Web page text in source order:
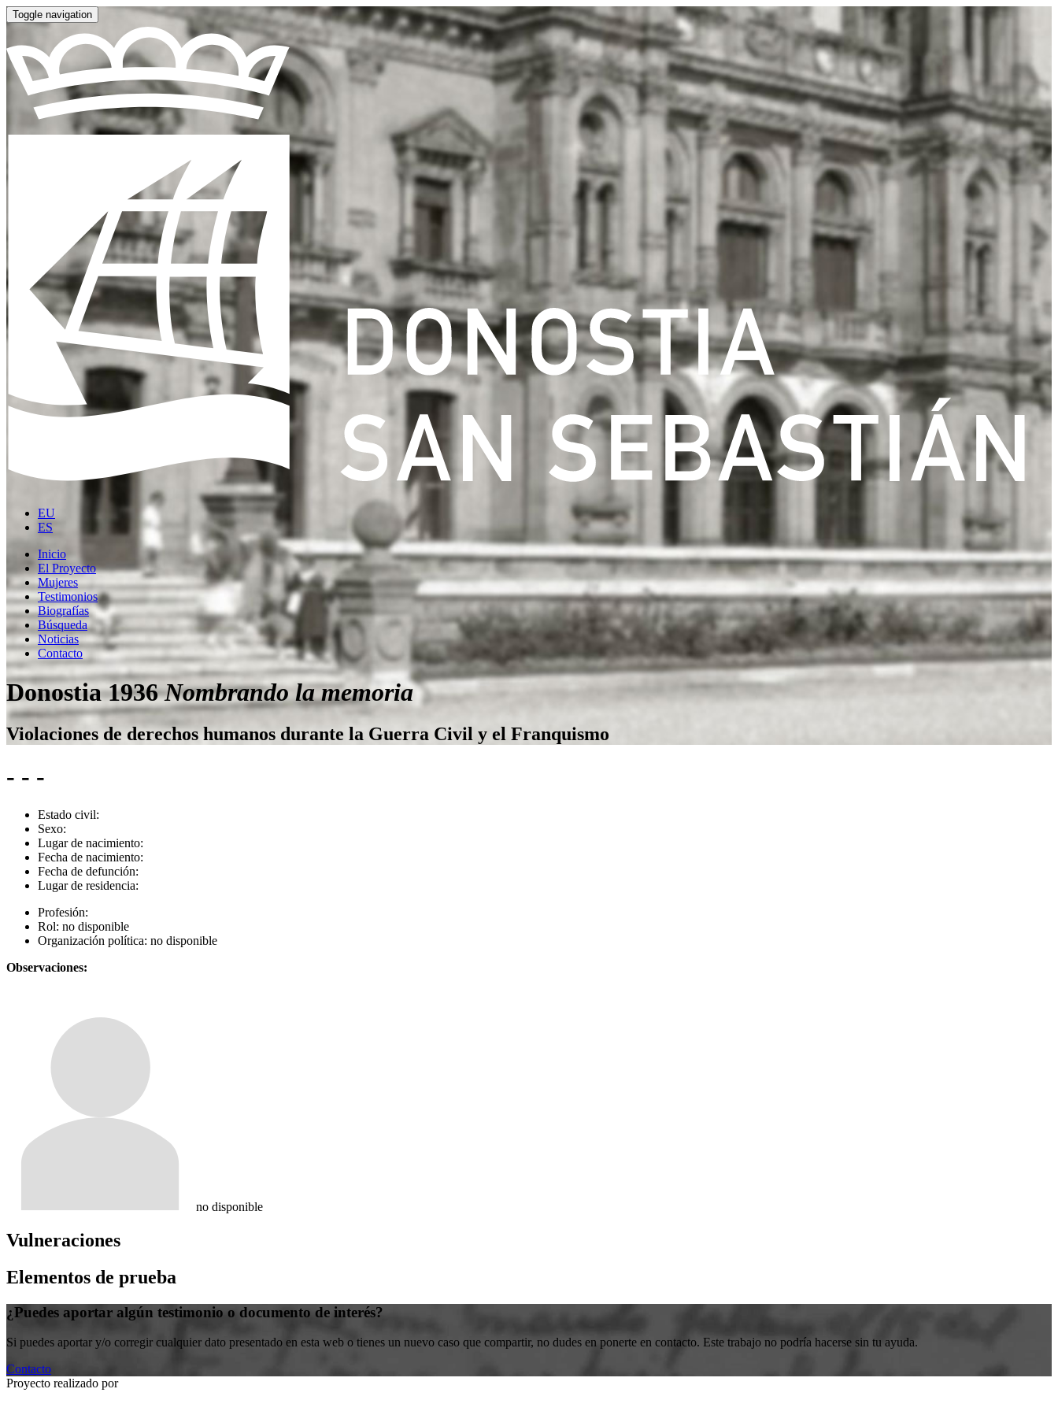
Toggle navigation
EU
ES
Inicio
El Proyecto
Mujeres
Testimonios
Biografías
Búsqueda
Noticias
Contacto
Donostia 1936Nombrando la memoria
Violaciones de derechos humanos durante la Guerra Civil y el Franquismo
- - -
Estado civil:
Sexo:
Lugar de nacimiento:
Fecha de nacimiento:
Fecha de defunción:
Lugar de residencia:
Profesión:
Rol: no disponible
Organización política: no disponible
Observaciones:
no disponible
Vulneraciones
Elementos de prueba
¿Puedes aportar algún testimonio o documento de interés?
Si puedes aportar y/o corregir cualquier dato presentado en esta web o tienes un nuevo caso que compartir, no dudes en ponerte en contacto. Este trabajo no podría hacerse sin tu ayuda.
Contacto
Proyecto realizado por